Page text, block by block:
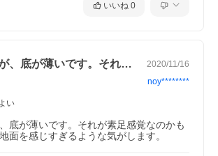
いいね 0
ほぼ満足ですが、底が薄いです。それが素… 2020/11/16
noy********
い
底が薄いです。それが素足感覚なのかも
面を感じすぎるような気がします。